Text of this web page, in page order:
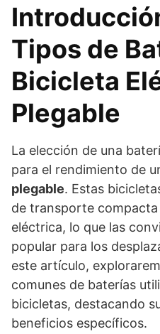
Tipos de
Bicicleta
Plegable
La elección de una
para el rendimiento de
plegable. Estas
de transporte
eléctrica, lo que las
popular para los
este artículo,
comunes de baterías
bicicletas, destacando
beneficios específicos.